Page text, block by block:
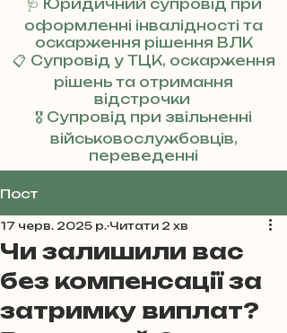
🩺 Юридичний супровід при
оформленні інвалідності та
оскарження рішення ВЛК
📋 Супровід у ТЦК, оскарження
рішень та отримання
відстрочки
🎖 Супровід при звільненні
військовослужбовців,
переведенні
Реклама
Пост
Чи залишили вас
без компенсації за
затримку виплат?
17 черв. 2025 р. Читати 2 хв